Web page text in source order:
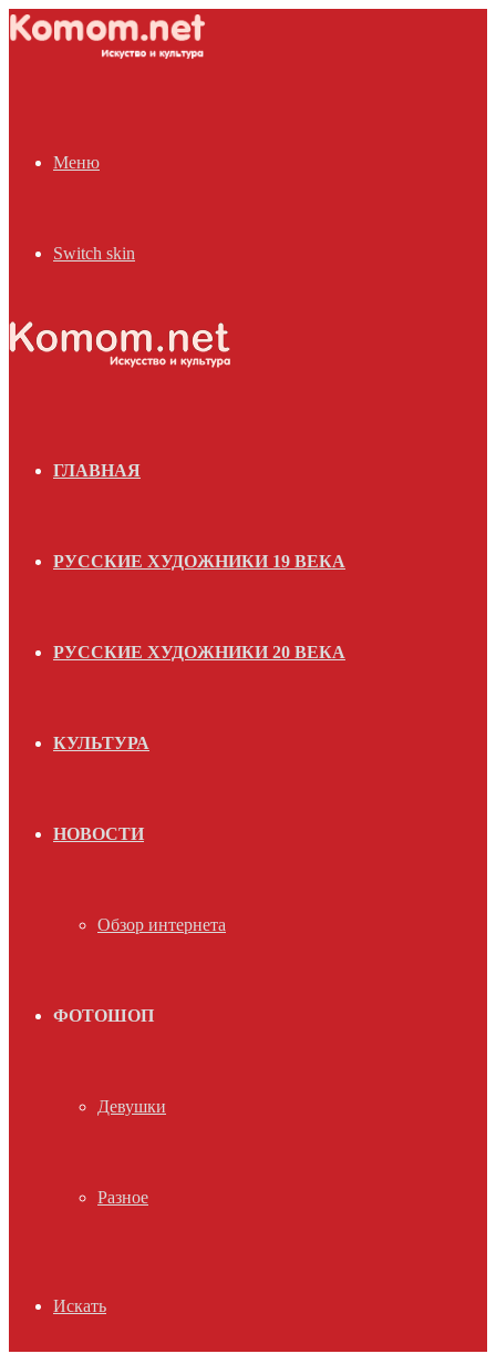
Меню
Switch skin
ГЛАВНАЯ
РУССКИЕ ХУДОЖНИКИ 19 ВЕКА
РУССКИЕ ХУДОЖНИКИ 20 ВЕКА
КУЛЬТУРА
НОВОСТИ
Обзор интернета
ФОТОШОП
Девушки
Разное
Искать